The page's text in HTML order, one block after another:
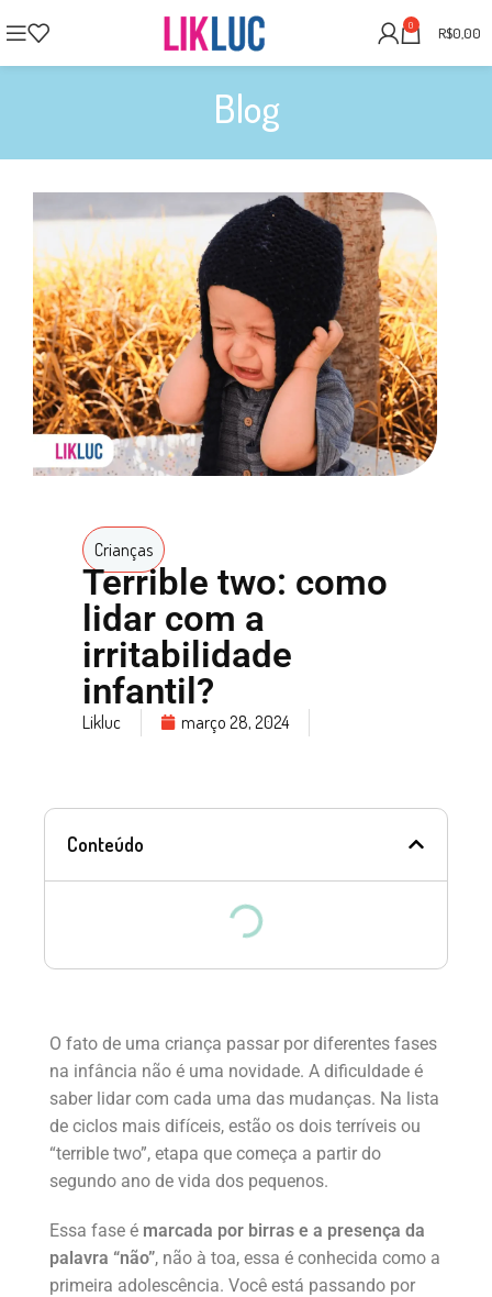
0 R$0,00
Blog
Crianças
Terrible two: como
lidar com a
irritabilidade
infantil?
Likluc março 28, 2024
Conteúdo
O fato de uma criança passar por diferentes fases
na infância não é uma novidade. A dificuldade é
saber lidar com cada uma das mudanças. Na lista
de ciclos mais difíceis, estão os dois terríveis ou
“terrible two”, etapa que começa a partir do
segundo ano de vida dos pequenos.
Essa fase é marcada por birras e a presença da
palavra “não”, não à toa, essa é conhecida como a
primeira adolescência. Você está passando por